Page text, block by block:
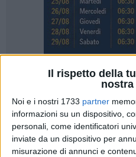
Il rispetto della
Noi e i nostri 1733 partner
informazioni su un dispositivo,
personali, come identificatori
inviate da un dispositivo per
misurazione di annunci e
Varato il Governo Conte bis,
Resa nota la lista dei ministri,
Mattarella a cui per
ministri.